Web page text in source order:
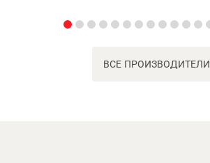
ВСЕ ПРОИЗВОДИТЕЛИ